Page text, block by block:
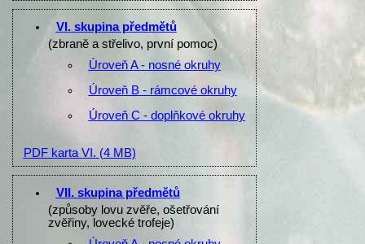
VI. skupina předmětů
(zbraně a střelivo, první pomoc)
Úroveň A - nosné okruhy
Úroveň B - rámcové okruhy
Úroveň C - doplňkové okruhy
PDF karta VI. (4 MB)
VII. skupina předmětů
(způsoby lovu zvěře, ošetřování
zvěřiny, lovecké trofeje)